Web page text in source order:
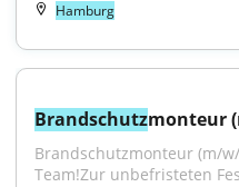
Hamburg
Brandschutzmonteur
Brandschutzmonteur (m/
Team!Zur unbefristeten